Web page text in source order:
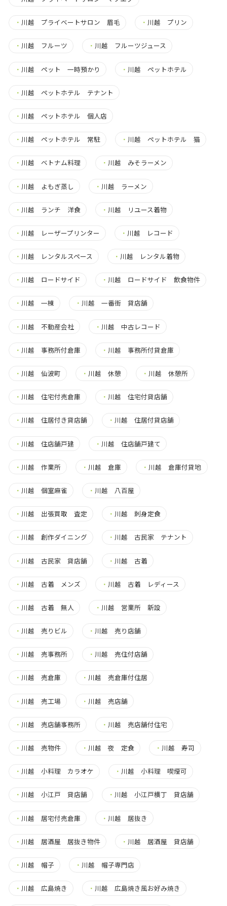
・ 川越 プライベートサロン 眉毛 ・ 川越 プリン
・ 川越 フルーツ ・ 川越 フルーツジュース
・ 川越 ペット 一時預かり ・ 川越 ペットホテル
・ 川越 ペットホテル テナント
・ 川越 ペットホテル 個人店
・ 川越 ペットホテル 常駐 ・ 川越 ペットホテル 猫
・ 川越 ベトナム料理 ・ 川越 みそラーメン
・ 川越 よもぎ蒸し ・ 川越 ラーメン
・ 川越 ランチ 洋食 ・ 川越 リユース着物
・ 川越 レーザープリンター ・ 川越 レコード
・ 川越 レンタルスペース ・ 川越 レンタル着物
・ 川越 ロードサイド ・ 川越 ロードサイド 飲食物件
・ 川越 一棟 ・ 川越 一番街 貸店舗
・ 川越 不動産会社 ・ 川越 中古レコード
・ 川越 事務所付倉庫 ・ 川越 事務所付貸倉庫
・ 川越 仙波町 ・ 川越 休憩 ・ 川越 休憩所
・ 川越 住宅付売倉庫 ・ 川越 住宅付貸店舗
・ 川越 住居付き貸店舗 ・ 川越 住居付貸店舗
・ 川越 住店舗戸建 ・ 川越 住店舗戸建て
・ 川越 作業所 ・ 川越 倉庫 ・ 川越 倉庫付貸地
・ 川越 個室麻雀 ・ 川越 八百屋
・ 川越 出張買取 査定 ・ 川越 刺身定食
・ 川越 創作ダイニング ・ 川越 古民家 テナント
・ 川越 古民家 貸店舗 ・ 川越 古着
・ 川越 古着 メンズ ・ 川越 古着 レディース
・ 川越 古着 無人 ・ 川越 営業所 新設
・ 川越 売りビル ・ 川越 売り店舗
・ 川越 売事務所 ・ 川越 売住付店舗
・ 川越 売倉庫 ・ 川越 売倉庫付住居
・ 川越 売工場 ・ 川越 売店舗
・ 川越 売店舗事務所 ・ 川越 売店舗付住宅
・ 川越 売物件 ・ 川越 夜 定食 ・ 川越 寿司
・ 川越 小料理 カラオケ ・ 川越 小料理 喫煙可
・ 川越 小江戸 貸店舗 ・ 川越 小江戸横丁 貸店舗
・ 川越 居宅付売倉庫 ・ 川越 居抜き
・ 川越 居酒屋 居抜き物件 ・ 川越 居酒屋 貸店舗
・ 川越 帽子 ・ 川越 帽子専門店
・ 川越 広島焼き ・ 川越 広島焼き風お好み焼き